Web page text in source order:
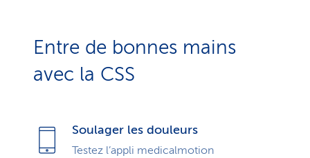
Entre de bonnes mains
avec la CSS
Soulager les douleurs
Testez l’appli medicalmotion